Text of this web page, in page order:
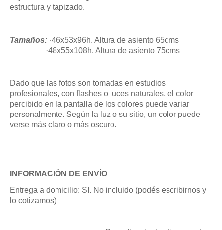
estructura y tapizado.
Tamaños: ·46x53x96h. Altura de asiento 65cms
·48x55x108h. Altura de asiento 75cms
Dado que las fotos son tomadas en estudios
profesionales, con flashes o luces naturales, el color
percibido en la pantalla de los colores puede variar
personalmente. Según la luz o su sitio, un color puede
verse más claro o más oscuro.
INFORMACIÓN DE ENVÍO
Entrega a domicilio: SI. No incluido (podés escribirnos y
lo cotizamos)